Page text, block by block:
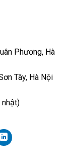
Phương, Hà
Tây, Hà Nội
nhật)